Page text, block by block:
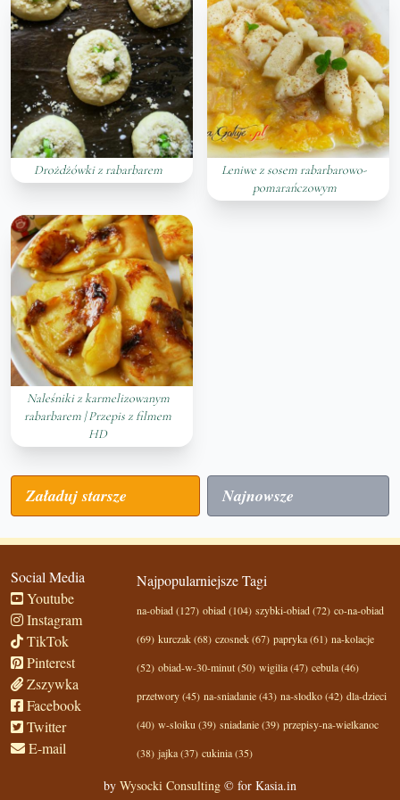
Drożdżówki z rabarbarem
Leniwe z sosem rabarbarowo-
pomarańczowym
Naleśniki z karmelizowanym
rabarbarem | Przepis z filmem
HD
Załaduj starsze Najnowsze
Social Media
Youtube
Instagram
TikTok
Pinterest
Zszywka
Facebook
Twitter
E-mail
Najpopularniejsze Tagi
na-obiad (127) obiad (104) szybki-obiad (72) co-na-obiad
(69) kurczak (68) czosnek (67) papryka (61) na-kolacje
(52) obiad-w-30-minut (50) wigilia (47) cebula (46)
przetwory (45) na-sniadanie (43) na-slodko (42) dla-dzieci
(40) w-sloiku (39) sniadanie (39) przepisy-na-wielkanoc
(38) jajka (37) cukinia (35)
by Wysocki Consulting© for Kasia.in